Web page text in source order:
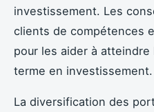
investissement. Les
clients de compétences
pour les aider à
terme en investissement.
La diversification des